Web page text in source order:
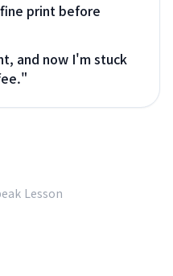
print before
and now I'm stuck
"
Lesson